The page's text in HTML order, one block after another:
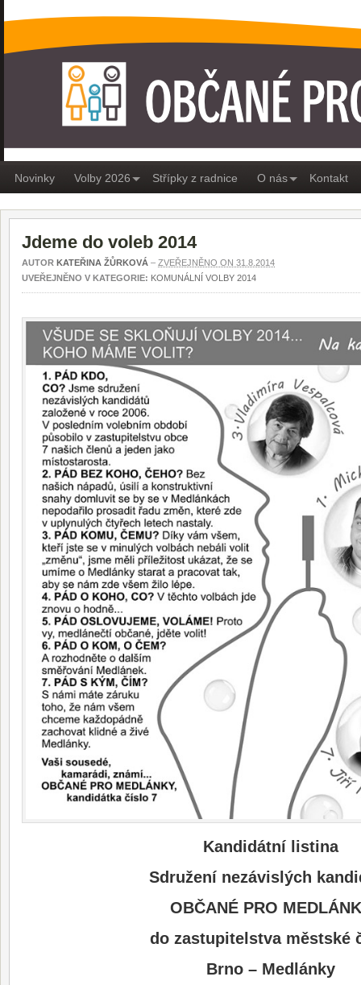
OBČANÉ PRO MEDLÁNKY
Novinky Volby 2026 Střípky z radnice O nás Kontakt
Jdeme do voleb 2014
AUTOR KATEŘINA ŽŮRKOVÁ – ZVEŘEJNĚNO ON 31.8.2014
UVEŘEJNĚNO V KATEGORIE: KOMUNÁLNÍ VOLBY 2014
Kandidátní listina
Sdružení nezávislých
OBČANÉ PRO
do zastupitelstva městské
Brno – Medlánky